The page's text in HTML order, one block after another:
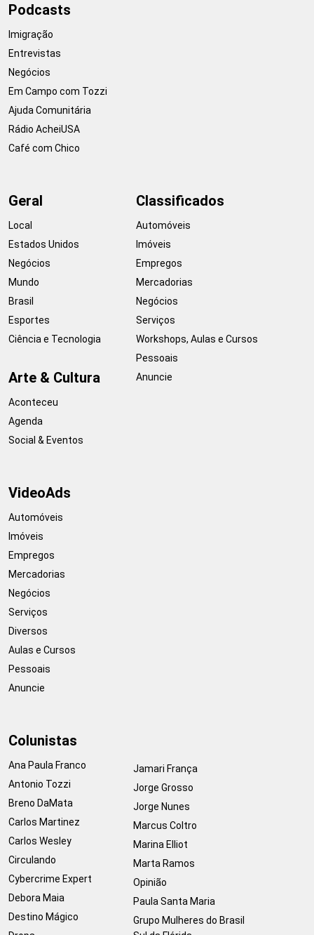
Podcasts
Imigração
Entrevistas
Negócios
Em Campo com Tozzi
Ajuda Comunitária
Rádio AcheiUSA
Café com Chico
Geral
Local
Estados Unidos
Negócios
Mundo
Brasil
Esportes
Ciência e Tecnologia
Arte & Cultura
Aconteceu
Agenda
Social & Eventos
Classificados
Automóveis
Imóveis
Empregos
Mercadorias
Negócios
Serviços
Workshops, Aulas e Cursos
Pessoais
Anuncie
VideoAds
Automóveis
Imóveis
Empregos
Mercadorias
Negócios
Serviços
Diversos
Aulas e Cursos
Pessoais
Anuncie
Colunistas
Ana Paula Franco
Antonio Tozzi
Breno DaMata
Carlos Martinez
Carlos Wesley
Circulando
Cybercrime Expert
Debora Maia
Destino Mágico
Jamari França
Jorge Grosso
Jorge Nunes
Marcus Coltro
Marina Elliot
Marta Ramos
Opinião
Paula Santa Maria
Grupo Mulheres do Brasil